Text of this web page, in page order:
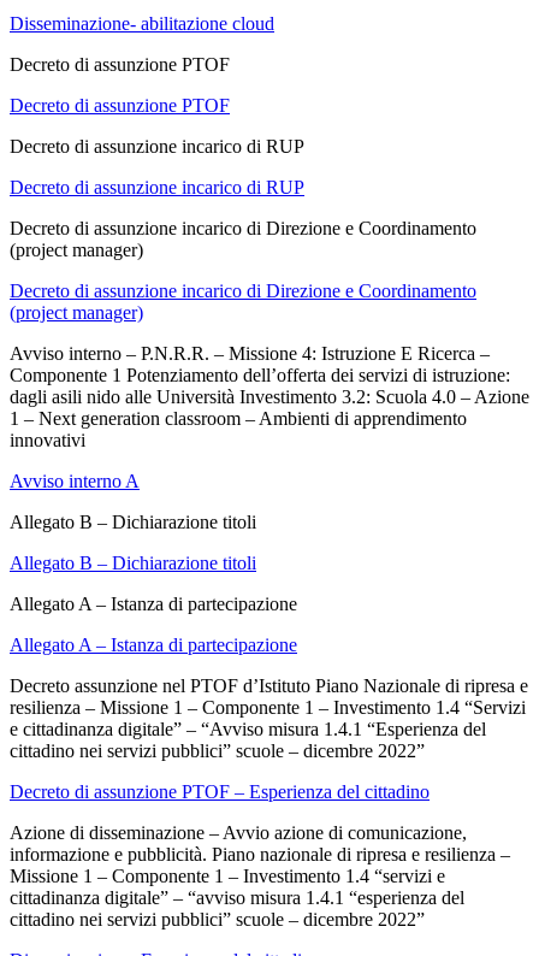
Disseminazione- abilitazione cloud
Decreto di assunzione PTOF
Decreto di assunzione PTOF
Decreto di assunzione incarico di RUP
Decreto di assunzione incarico di RUP
Decreto di assunzione incarico di Direzione e Coordinamento
(project manager)
Decreto di assunzione incarico di Direzione e Coordinamento
(project manager)
Avviso interno – P.N.R.R. – Missione 4: Istruzione E Ricerca –
Componente 1 Potenziamento dell’offerta dei servizi di istruzione:
dagli asili nido alle Università Investimento 3.2: Scuola 4.0 – Azione
1 – Next generation classroom – Ambienti di apprendimento
innovativi
Avviso interno A
Allegato B – Dichiarazione titoli
Allegato B – Dichiarazione titoli
Allegato A – Istanza di partecipazione
Allegato A – Istanza di partecipazione
Decreto assunzione nel PTOF d’Istituto Piano Nazionale di ripresa e
resilienza – Missione 1 – Componente 1 – Investimento 1.4 “Servizi
e cittadinanza digitale” – “Avviso misura 1.4.1 “Esperienza del
cittadino nei servizi pubblici” scuole – dicembre 2022”
Decreto di assunzione PTOF – Esperienza del cittadino
Azione di disseminazione – Avvio azione di comunicazione,
informazione e pubblicità. Piano nazionale di ripresa e resilienza –
Missione 1 – Componente 1 – Investimento 1.4 “servizi e
cittadinanza digitale” – “avviso misura 1.4.1 “esperienza del
cittadino nei servizi pubblici” scuole – dicembre 2022”